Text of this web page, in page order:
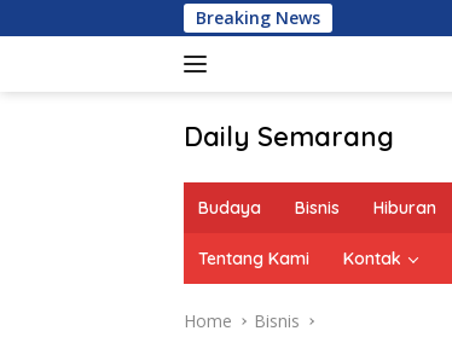
to
Breaking News
Daily Semarang
Hari
Informasi
Anda"
Budaya Bisnis Hiburan
Tentang Kami Kontak
Home Bisnis